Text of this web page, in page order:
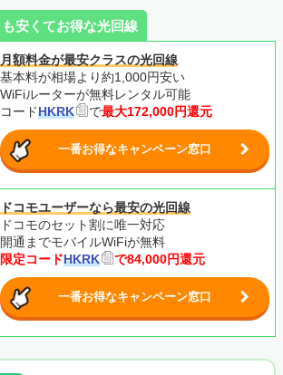
安くてお得な光回線
月額料金が最安クラスの光回線
基本料が相場より約1,000円安い
WiFiルーターが無料レンタル可能
コードHKRK で最大172,000円還元
一番お得なキャンペーン窓口
ドコモユーザーなら最安の光回線
ドコモのセット割に唯一対応
開通までモバイルWiFiが無料
限定コードHKRK で84,000円還元
一番お得なキャンペーン窓口